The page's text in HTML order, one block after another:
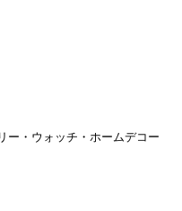
ー・ウォッチ・ホームデコー